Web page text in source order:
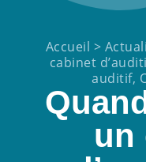
Accueil >
cabinet
auditif,
un